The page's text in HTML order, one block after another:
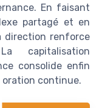
En faisant
partagé et en
direction renforce
capitalisation
consolide enfin
continue.